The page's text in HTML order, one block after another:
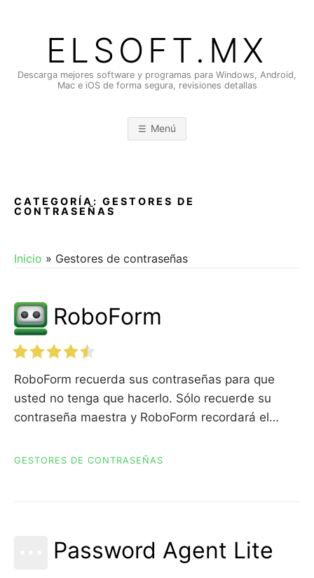
contenidoELSOFT.MX
Descarga mejores software y programas para Windows, Android,
Mac e iOS de forma segura, revisiones detallas
Menú
CATEGORÍA: GESTORES DE
CONTRASEÑAS
Inicio » Gestores de contraseñas
RoboForm
RoboForm recuerda sus contraseñas para que
usted no tenga que hacerlo. Sólo recuerde su
contraseña maestra y RoboForm recordará el…
GESTORES DE CONTRASEÑAS
Password Agent Lite